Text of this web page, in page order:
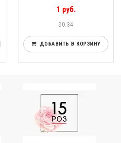
1 руб.
$0.34
ДОБАВИТЬ В КОРЗИНУ